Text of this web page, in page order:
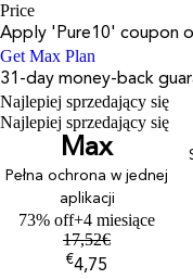
Price
Apply 'Pure10' coupon
Get Max Plan
31-day money-back
Najlepiej sprzedający się
Najlepiej sprzedający się
Max
Pełna ochrona w jednej
aplikacji
73% off+4 miesiące
17,52€
€4,75